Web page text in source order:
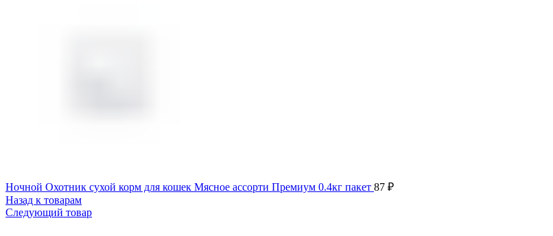
Ночной Охотник сухой корм для кошек Мясное ассорти Премиум 0.4кг пакет 87 ₽
Назад к товарам
Следующий товар